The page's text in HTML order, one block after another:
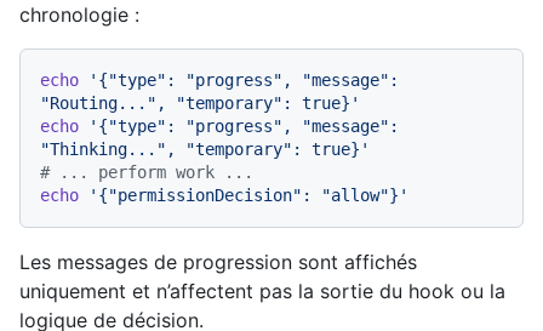
chronologie :
echo
'{"type": "progress", "message":
"Routing...", "temporary": true}'
echo
'{"type": "progress", "message":
"Thinking...", "temporary": true}'
# ... perform work ...
echo
'{"permissionDecision": "allow"}'
Les messages de progression sont affichés
uniquement et n’affectent pas la sortie du hook ou la
logique de décision.